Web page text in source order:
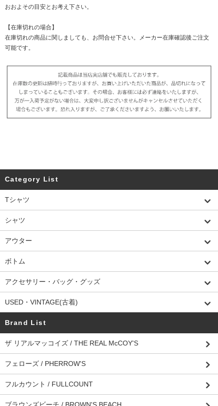
おおよその目安とお考え下さい。
【在庫切れの場合】
在庫切れの商品に関しましても、お問合せ下さい。メーカー在庫確認後ご注文
可能です。
Category List
Tシャツ
シャツ
アウター
ボトム
アクセサリー・バッグ・グッズ
USED・VINTAGE(古着)
Brand List
ザ リアルマッコイズ / THE REAL McCOY'S
フェローズ / PHERROW'S
フルカウント / FULLCOUNT